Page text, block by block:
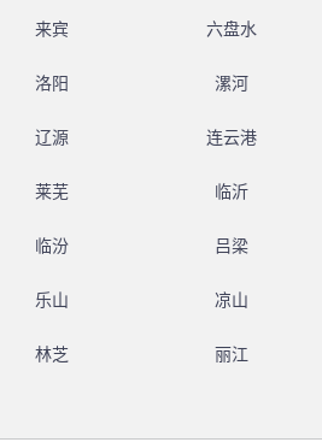
来宾 六盘水
洛阳 漯河
辽源 连云港
莱芜 临沂
临汾 吕梁
乐山 凉山
林芝 丽江